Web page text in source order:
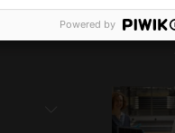
Powered by